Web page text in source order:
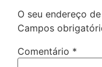
O seu endereço
Campos
Comentário *